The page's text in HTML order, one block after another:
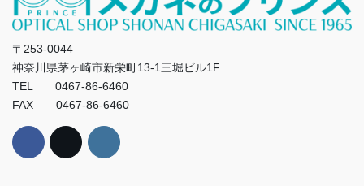
〒253-0044
神奈川県茅ヶ崎市新栄町13-1三堀ビル1F
TEL 0467-86-6460
FAX 0467-86-6460